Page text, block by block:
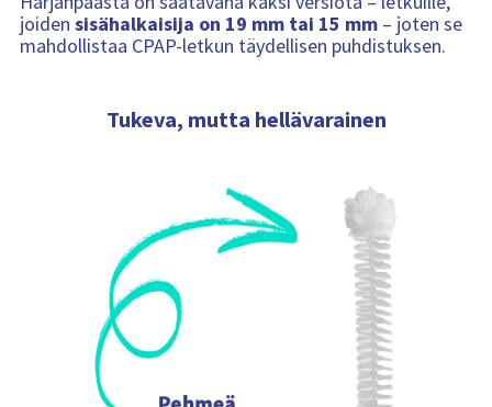
joiden sisähalkaisija on 19 mm tai 15 mm – joten se
mahdollistaa CPAP-letkun täydellisen puhdistuksen.
Tukeva, mutta hellävarainen